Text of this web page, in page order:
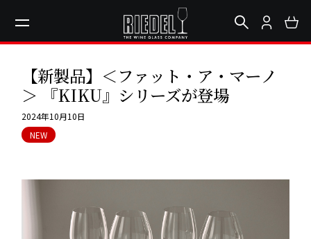
【新製品】＜ファット・ア・マーノ
＞ 『KIKU』シリーズが登場
2024年10月10日
NEW